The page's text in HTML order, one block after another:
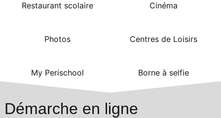
Restaurant scolaire Cinéma
Photos Centres de Loisirs
My Perischool Borne à selfie
Démarche en ligne